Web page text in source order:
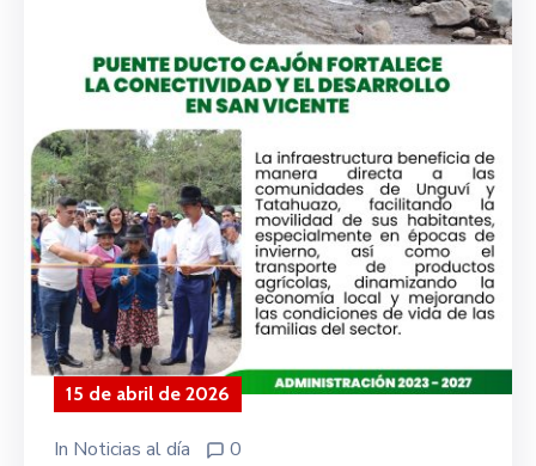
15 de abril de 2026
In Noticias al día 0